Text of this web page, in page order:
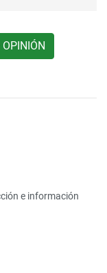
e información